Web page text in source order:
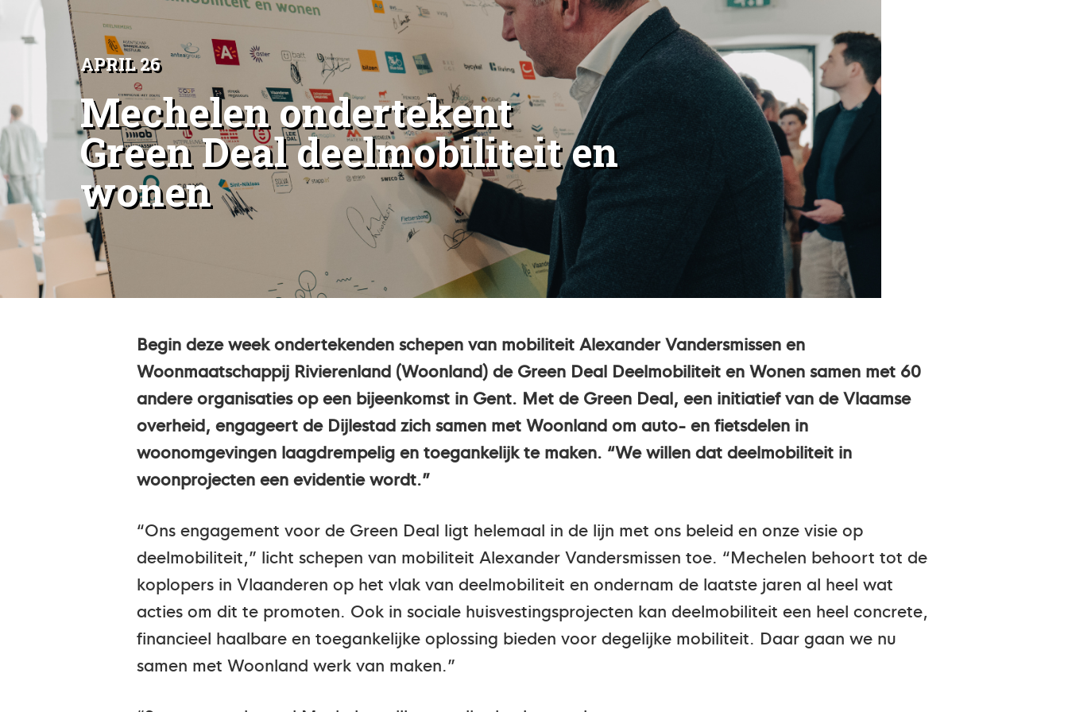
APRIL 26
Mechelen ondertekent
Green Deal deelmobiliteit en
wonen
Begin deze week ondertekenden schepen van mobiliteit Alexander Vandersmissen en
Woonmaatschappij Rivierenland (Woonland) de Green Deal Deelmobiliteit en Wonen samen met 60
andere organisaties op een bijeenkomst in Gent. Met de Green Deal, een initiatief van de Vlaamse
overheid, engageert de Dijlestad zich samen met Woonland om auto- en fietsdelen in
woonomgevingen laagdrempelig en toegankelijk te maken. “We willen dat deelmobiliteit in
woonprojecten een evidentie wordt.”
“Ons engagement voor de Green Deal ligt helemaal in de lijn met ons beleid en onze visie op
deelmobiliteit,” licht schepen van mobiliteit Alexander Vandersmissen toe. “Mechelen behoort tot de
koplopers in Vlaanderen op het vlak van deelmobiliteit en ondernam de laatste jaren al heel wat
acties om dit te promoten. Ook in sociale huisvestingsprojecten kan deelmobiliteit een heel concrete,
financieel haalbare en toegankelijke oplossing bieden voor degelijke mobiliteit. Daar gaan we nu
samen met Woonland werk van maken.”